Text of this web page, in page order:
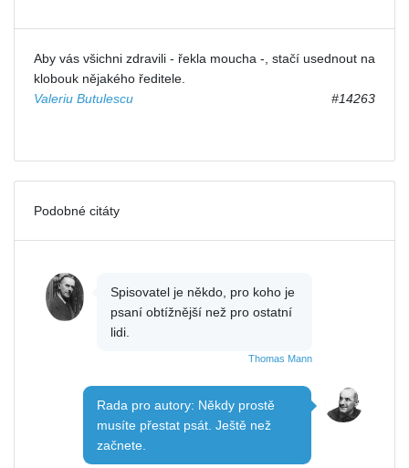
Aby vás všichni zdravili - řekla moucha -, stačí usednout na
klobouk nějakého ředitele.
Valeriu Butulescu
#14263
Podobné citáty
Spisovatel je někdo, pro koho je
psaní obtížnější než pro ostatní
lidi.
Thomas Mann
Rada pro autory: Někdy prostě
musíte přestat psát. Ještě než
začnete.